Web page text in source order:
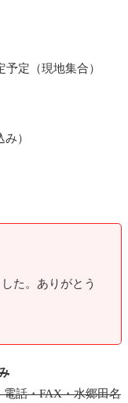
定（現地集合）
）
た。ありがとう
話・FAX・水郷田名